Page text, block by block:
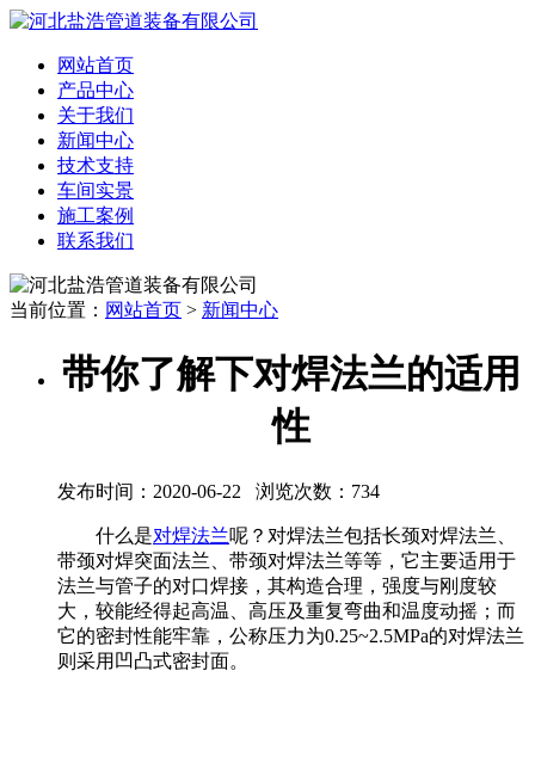
网站首页
产品中心
关于我们
新闻中心
技术支持
车间实景
施工案例
联系我们
当前位置： 网站首页 > 新闻中心
带你了解下对焊法兰的适用
性
发布时间：2020-06-22 浏览次数： 734
什么是对焊法兰呢？对焊法兰包括长颈对焊法兰、
带颈对焊突面法兰、带颈对焊法兰等等，它主要适用于
法兰与管子的对口焊接，其构造合理，强度与刚度较
大，较能经得起高温、高压及重复弯曲和温度动摇；而
它的密封性能牢靠，公称压力为0.25~2.5MPa的对焊法兰
则采用凹凸式密封面。